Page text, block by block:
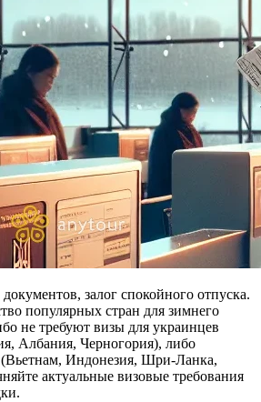
залог спокойного отпуска.
популярных стран для зимнего
не требуют визы для украинцев
Албания, Черногория), либо
Индонезия, Шри-Ланка,
актуальные визовые требования